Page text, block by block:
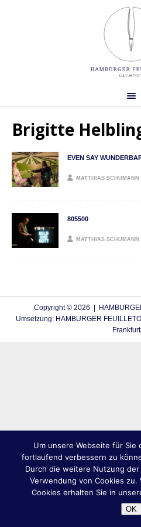
Brigitte
EVEN SAY
MATTHIAS SCHUMANN
805500
MATTHIAS SCHUMANN
Copyright © 2026 |
Umsetzung: HAMBURGER
Um unsere Webseite für Sie
fortlaufend verbessern zu
Durch die weitere Nutzung
Verwendung von Cookies zu.
Cookies erhalten Sie in
OK